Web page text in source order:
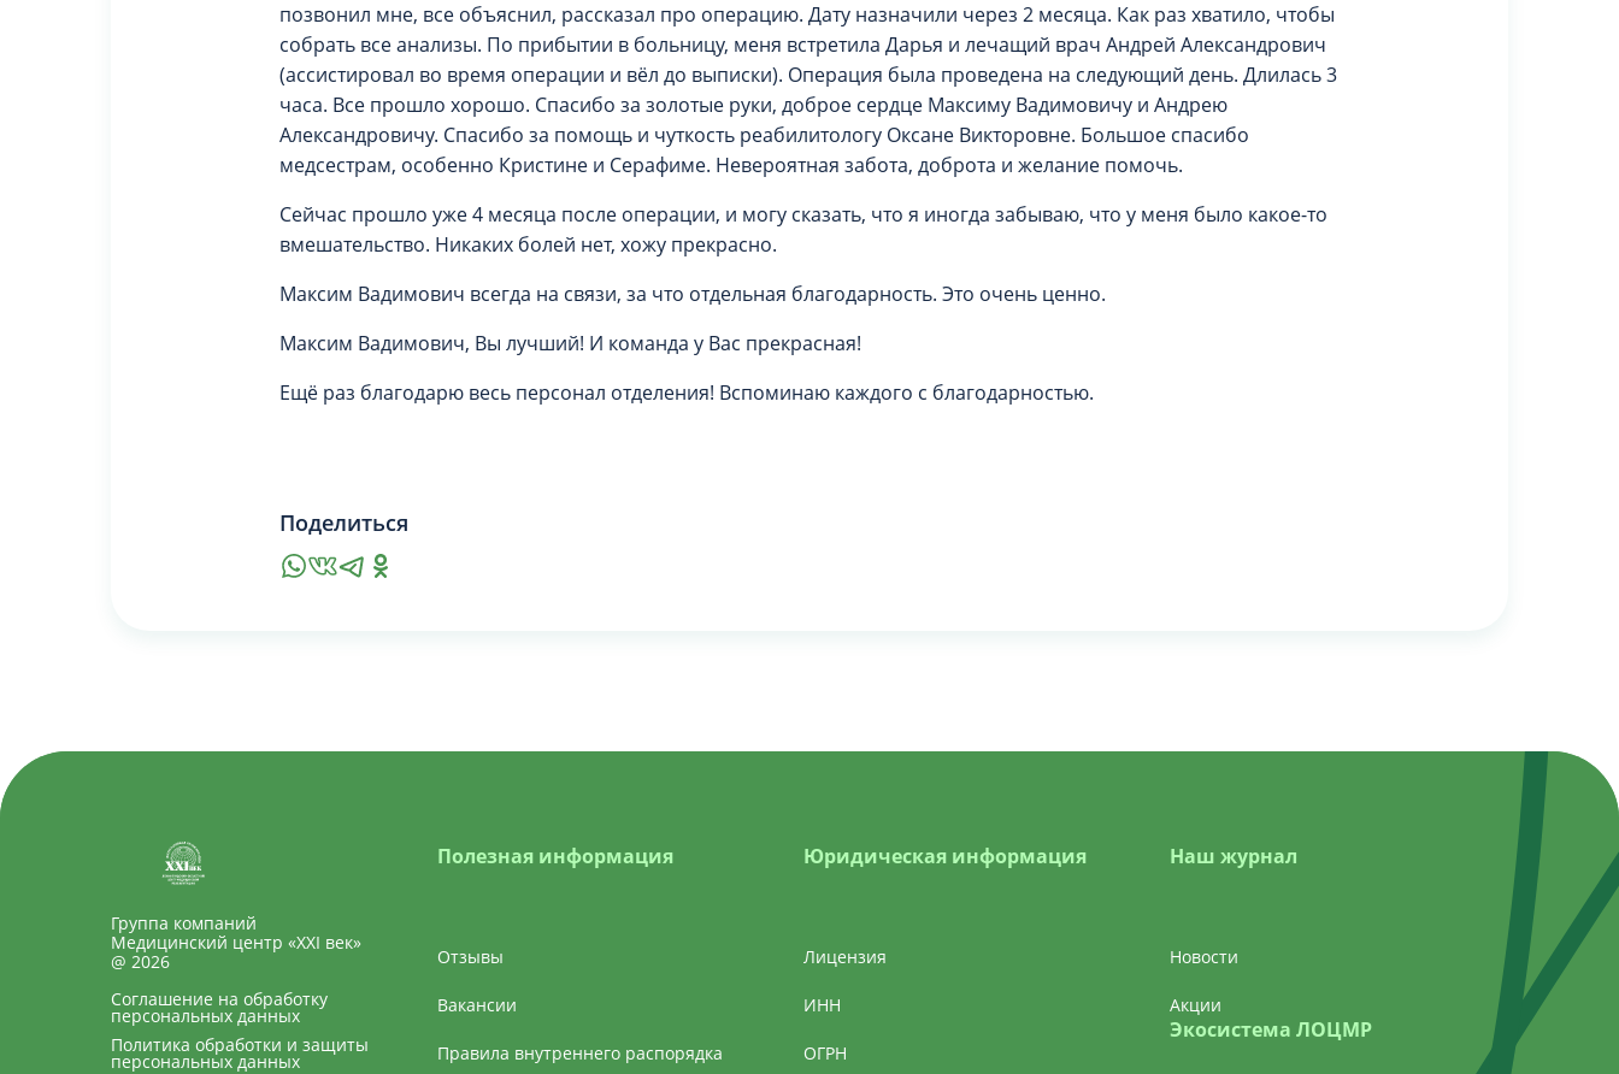
позвонил мне, все объяснил, рассказал про операцию. Дату назначили через 2 месяца. Как раз хватило, чтобы
собрать все анализы. По прибытии в больницу, меня встретила Дарья и лечащий врач Андрей Александрович
(ассистировал во время операции и вёл до выписки). Операция была проведена на следующий день. Длилась 3
часа. Все прошло хорошо. Спасибо за золотые руки, доброе сердце Максиму Вадимовичу и Андрею
Александровичу. Спасибо за помощь и чуткость реабилитологу Оксане Викторовне. Большое спасибо
медсестрам, особенно Кристине и Серафиме. Невероятная забота, доброта и желание помочь.
Сейчас прошло уже 4 месяца после операции, и могу сказать, что я иногда забываю, что у меня было какое-то
вмешательство. Никаких болей нет, хожу прекрасно.
Максим Вадимович всегда на связи, за что отдельная благодарность. Это очень ценно.
Максим Вадимович, Вы лучший! И команда у Вас прекрасная!
Ещё раз благодарю весь персонал отделения! Вспоминаю каждого с благодарностью.
Поделиться
Группа компаний
Медицинский центр «XXI век»
@ 2026
Соглашение на обработку
персональных данных
Политика обработки и защиты
персональных данных
Полезная информация
Отзывы
Вакансии
Правила внутреннего распорядка
Юридическая информация
Лицензия
ИНН
ОГРН
Наш журнал
Новости
Акции
Экосистема ЛОЦМР